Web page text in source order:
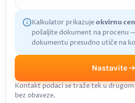
Kalkulator prikazujeokvirnu
pošaljite dokument na procenu
dokumentu presudno utiče na
Nastavite
Kontakt podaci se traže tek u
bez obaveze.